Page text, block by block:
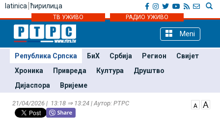
latinica ћирилица
ТВ УЖИВО РАДИО УЖИВО
Meni
Република Српска БиХ Србија Регион
Свијет
Хроника
Привреда Култура
Друштво
Дијаспора
Вријеме
21/04/2026 | 13:18 ⇒ 13:24 | Аутор: РТРС